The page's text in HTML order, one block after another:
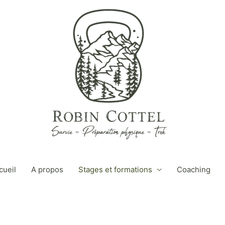
A propos Stages et formations Coaching